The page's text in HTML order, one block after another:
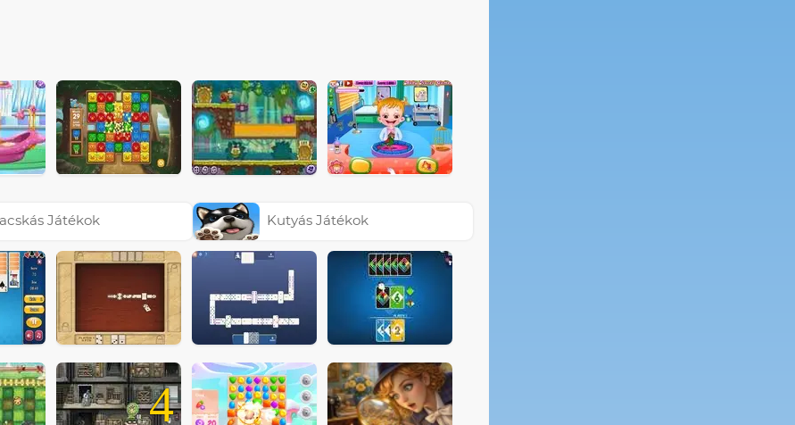
Játékok Kutyás Játékok
4